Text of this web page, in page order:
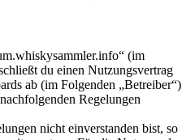
(im
du einen Nutzungsvertrag
ab (im Folgenden „Betreiber“)
Regelungen
nicht einverstanden bist, so